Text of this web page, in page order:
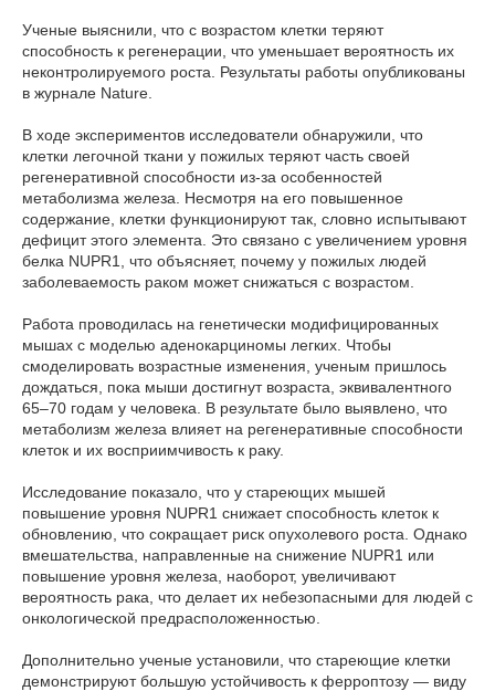
Ученые выяснили, что с возрастом клетки теряют
способность к регенерации, что уменьшает вероятность их
неконтролируемого роста. Результаты работы опубликованы
в журнале Nature.
В ходе экспериментов исследователи обнаружили, что
клетки легочной ткани у пожилых теряют часть своей
регенеративной способности из-за особенностей
метаболизма железа. Несмотря на его повышенное
содержание, клетки функционируют так, словно испытывают
дефицит этого элемента. Это связано с увеличением уровня
белка NUPR1, что объясняет, почему у пожилых людей
заболеваемость раком может снижаться с возрастом.
Работа проводилась на генетически модифицированных
мышах с моделью аденокарциномы легких. Чтобы
смоделировать возрастные изменения, ученым пришлось
дождаться, пока мыши достигнут возраста, эквивалентного
65–70 годам у человека. В результате было выявлено, что
метаболизм железа влияет на регенеративные способности
клеток и их восприимчивость к раку.
Исследование показало, что у стареющих мышей
повышение уровня NUPR1 снижает способность клеток к
обновлению, что сокращает риск опухолевого роста. Однако
вмешательства, направленные на снижение NUPR1 или
повышение уровня железа, наоборот, увеличивают
вероятность рака, что делает их небезопасными для людей с
онкологической предрасположенностью.
Дополнительно ученые установили, что стареющие клетки
демонстрируют большую устойчивость к ферроптозу — виду